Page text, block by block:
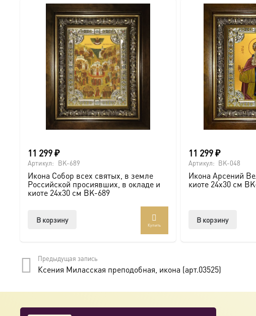
Эта икона станет прекрасным духовным подарком:
● На день Ангела (именины) — в честь небесного покровителя.
● На Крещение ребенка или взрослого.
● На день рождения как символ защиты и заступничества.
● На венчание или годовщину брака (для парных икон или
● На новоселье для освящения домашнего очага.
Доставка и заказ:
Мы предлагаем купить икону в Москве с доставкой по России.
Доступна в стандартных размерах или может быть
Подписывайтесь на нашу группу ВКонтакте:
11 299₽
Артикул: BK-689
Икона Собор всех святых, в земле
Российской просиявших, в окладе и
киоте 24х30 см BK-689
В корзину
Купить
11 299₽
Артикул: BK-048
Икона Арсений
киоте 24х30 см
В корзину
Предыдущая запись
Ксения Миласская преподобная, икона (арт.03525)